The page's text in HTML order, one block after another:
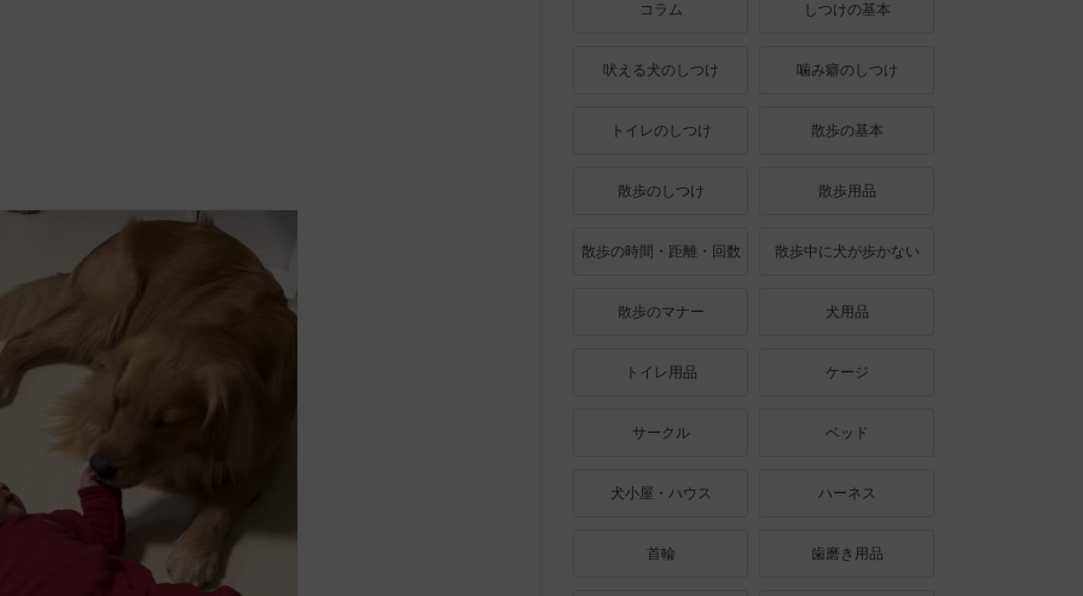
コラム しつけの基本
吠える犬のしつけ 噛み癖のしつけ
トイレのしつけ 散歩の基本
散歩のしつけ 散歩用品
散歩の時間・距離・回数 散歩中に犬が歩かない
散歩のマナー 犬用品
トイレ用品 ケージ
サークル ベッド
犬小屋・ハウス ハーネス
首輪 歯磨き用品